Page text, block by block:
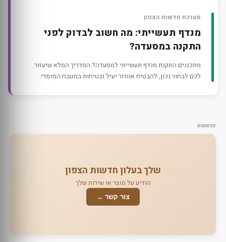
מערכת חדשות הצפון
מנדף תעשייתי: מה חשוב לבדוק לפני
התקנה במסעדה?
מתכננים התקנת מנדף תעשייתי למסעדה? המדריך המלא שיעזור
לכם לבחור נכון, להבטיח אוורור יעיל ובטיחות במטבח המוסדי.
פרסומת
שלך בעלון חדשות הצפון
הודיע על מוצר או שירות שלך
צור קשר →